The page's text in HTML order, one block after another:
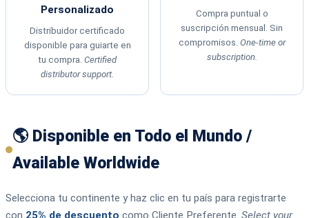
Personalizado
Distribuidor certificado
disponible para guiarte en
tu compra. Certified
distributor support.
Compra puntual o
suscripción mensual. Sin
compromisos. One-time or
subscription.
🌎 Disponible en Todo el Mundo /
Available Worldwide
Selecciona tu continente y haz clic en tu país para registrarte
con 25% de descuento como Cliente Preferente. Select your